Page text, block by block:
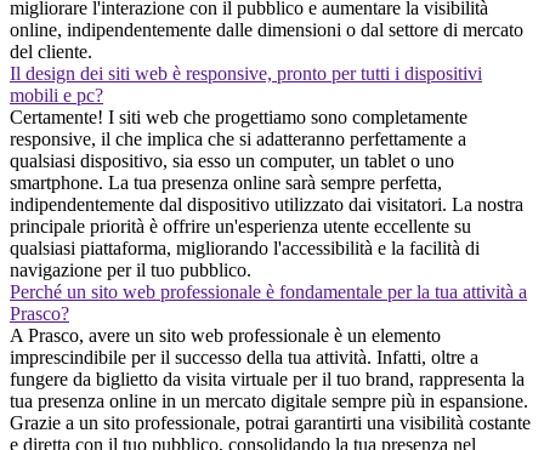
migliorare l'interazione con il pubblico e aumentare la visibilità
online, indipendentemente dalle dimensioni o dal settore di mercato
del cliente.
Il design dei siti web è responsive, pronto per tutti i dispositivi
mobili e pc?
Certamente! I siti web che progettiamo sono completamente
responsive, il che implica che si adatteranno perfettamente a
qualsiasi dispositivo, sia esso un computer, un tablet o uno
smartphone. La tua presenza online sarà sempre perfetta,
indipendentemente dal dispositivo utilizzato dai visitatori. La nostra
principale priorità è offrire un'esperienza utente eccellente su
qualsiasi piattaforma, migliorando l'accessibilità e la facilità di
navigazione per il tuo pubblico.
Perché un sito web professionale è fondamentale per la tua attività a
Prasco?
A Prasco, avere un sito web professionale è un elemento
imprescindibile per il successo della tua attività. Infatti, oltre a
fungere da biglietto da visita virtuale per il tuo brand, rappresenta la
tua presenza online in un mercato digitale sempre più in espansione.
Grazie a un sito professionale, potrai garantirti una visibilità costante
e diretta con il tuo pubblico, consolidando la tua presenza nel